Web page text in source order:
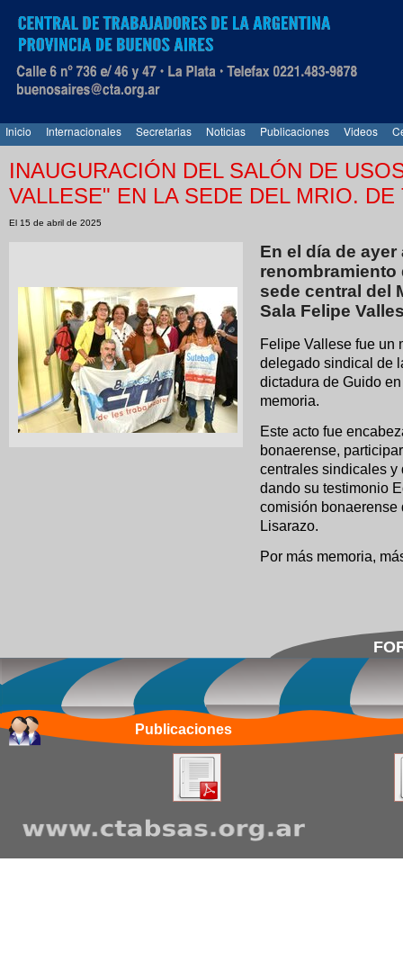
Inicio Internacionales Secretarias Noticias Publicaciones Videos
INAUGURACIÓN DEL SALÓN DE
VALLESE" EN LA SEDE DEL MRIO.
El 15 de abril de 2025
En el día de
sede central del
Sala Felipe
Felipe Vallese fue un
delegado sindical de
dictadura de Guido
memoria.
Este acto fue
bonaerense,
centrales sindicales y
dando su testimonio
comisión bonaerense
Lisarazo.
Por más memoria,
Publicaciones